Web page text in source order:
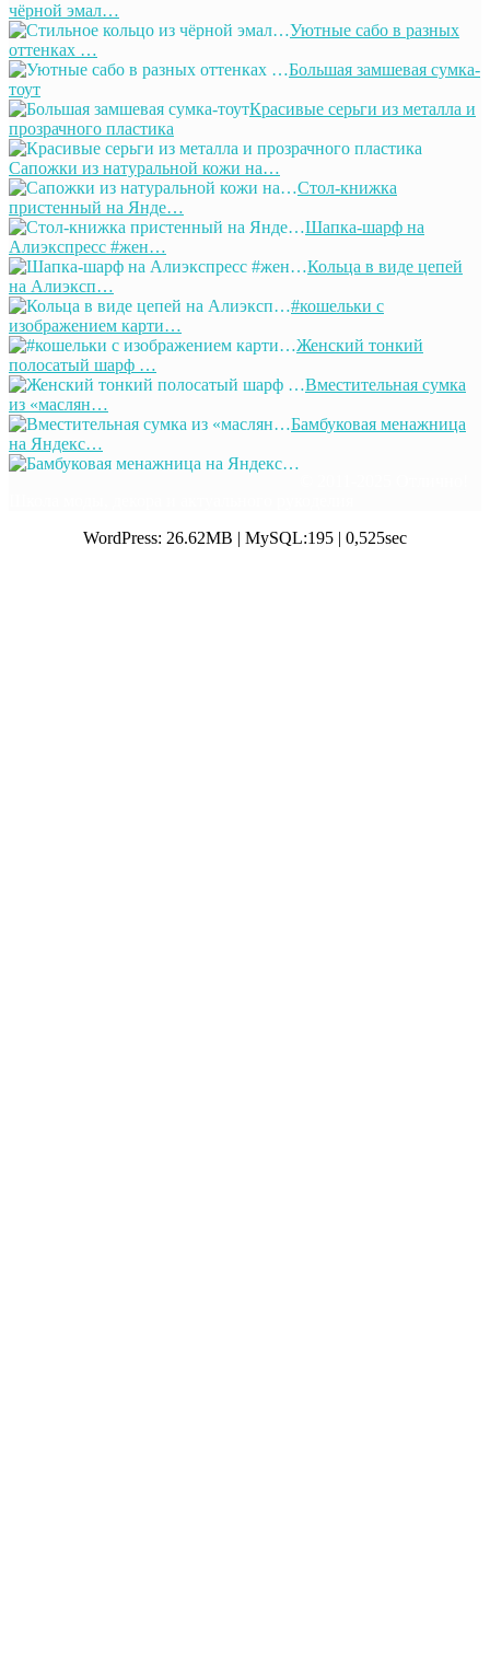
чёрной эмал…
Уютные сабо в разных
оттенках …
Большая замшевая сумка-
тоут
Красивые серьги из металла и
прозрачного пластика
Сапожки из натуральной кожи на…
Стол-книжка
пристенный на Янде…
Шапка-шарф на
Алиэкспресс #жен…
Кольца в виде цепей
на Алиэксп…
#кошельки с
изображением карти…
Женский тонкий
полосатый шарф …
Вместительная сумка
из «маслян…
Бамбуковая менажница
на Яндекс…
WordPress: 26.62MB | MySQL:195 | 0,525sec